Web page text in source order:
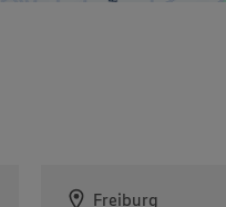
Freiburg